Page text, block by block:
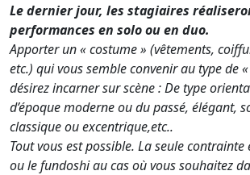
Le dernier jour, les stagiaires
performances en solo ou en duo.
Apporter un « costume » (vêtements,
etc.) qui vous semble convenir au type de
désirez incarner sur scène : De type
d’époque moderne ou du passé, élégant,
classique ou excentrique,etc..
Tout vous est possible. La seule contrainte
ou le fundoshi au cas où vous souhaitez